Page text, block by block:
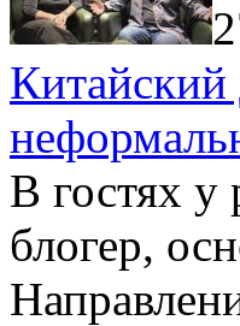
В гостях
блогер,